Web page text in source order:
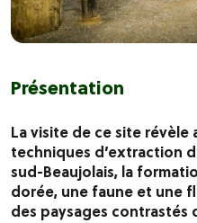
Présentation
La visite de ce site révèle
techniques d’extraction
sud-Beaujolais, la
dorée, une faune et une
des paysages contrastés